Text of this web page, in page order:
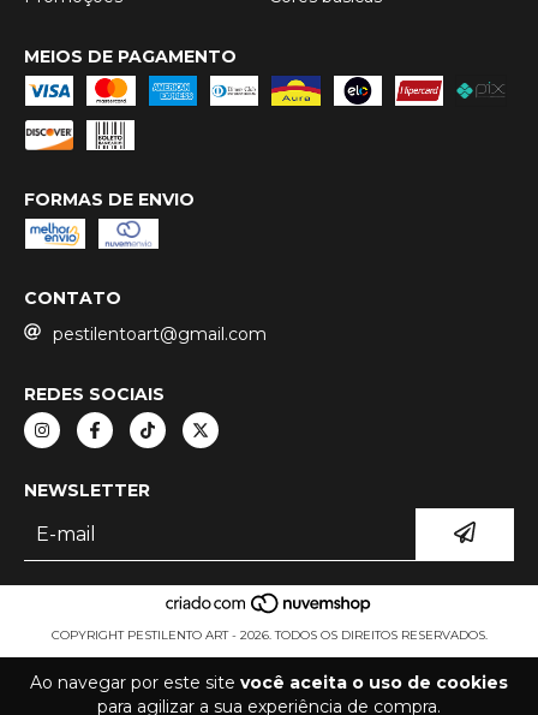
Ao navegar por este site você aceita o uso de cookies
para agilizar a sua experiência de compra.
MEIOS DE PAGAMENTO
FORMAS DE ENVIO
CONTATO
pestilentoart@gmail.com
REDES SOCIAIS
NEWSLETTER
COPYRIGHT PESTILENTO ART - 2026. TODOS OS DIREITOS RESERVADOS.